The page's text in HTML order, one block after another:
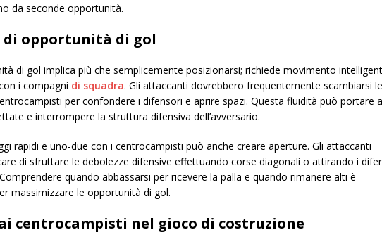
da seconde opportunità.
di opportunità di gol
di gol implica più che semplicemente posizionarsi; richiede movimento
i compagni di squadra. Gli attaccanti dovrebbero frequentemente scambiarsi le
per confondere i difensori e aprire spazi. Questa fluidità può portare a
e interrompere la struttura difensiva dell’avversario.
rapidi e uno-due con i centrocampisti può anche creare aperture. Gli attaccanti
di sfruttare le debolezze difensive effettuando corse diagonali o attirando i
quando abbassarsi per ricevere la palla e quando rimanere alti è
massimizzare le opportunità di gol.
centrocampisti nel gioco di costruzione